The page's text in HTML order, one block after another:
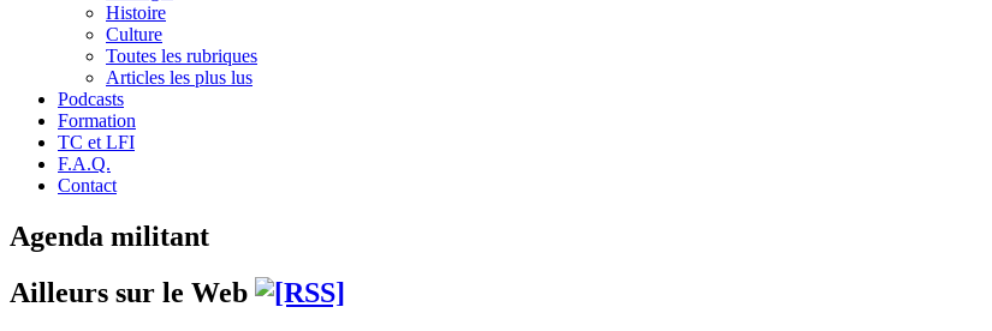
Histoire
Culture
Toutes les rubriques
Articles les plus lus
Podcasts
Formation
TC et LFI
F.A.Q.
Contact
Agenda militant
Ailleurs sur le Web